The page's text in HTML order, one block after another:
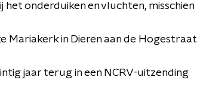
onderduiken en vluchten, misschien
Mariakerk in Dieren aan de Hogestraat
jaar terug in een NCRV-uitzending